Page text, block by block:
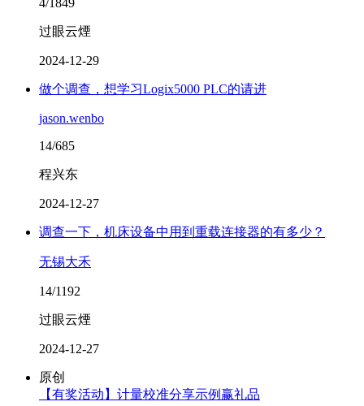
4/1849
过眼云煙
2024-12-29
做个调查，想学习Logix5000 PLC的请进
jason.wenbo
14/685
程兴东
2024-12-27
调查一下，机床设备中用到重载连接器的有多少？
无锡大禾
14/1192
过眼云煙
2024-12-27
原创
【有奖活动】计量校准分享示例赢礼品